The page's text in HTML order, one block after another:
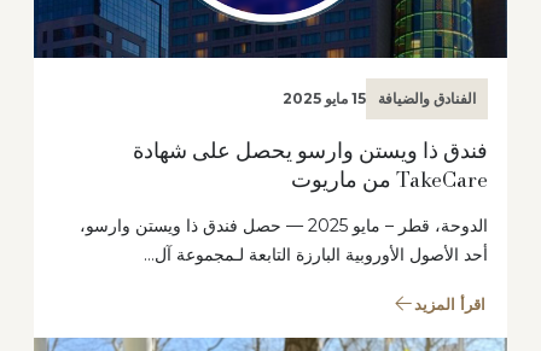
الفنادق والضيافة 15 مايو 2025
فندق ذا ويستن وارسو يحصل على شهادة
TakeCare من ماريوت
الدوحة، قطر – مايو 2025 — حصل فندق ذا ويستن وارسو،
أحد الأصول الأوروبية البارزة التابعة لـمجموعة آل…
اقرأ المزيد